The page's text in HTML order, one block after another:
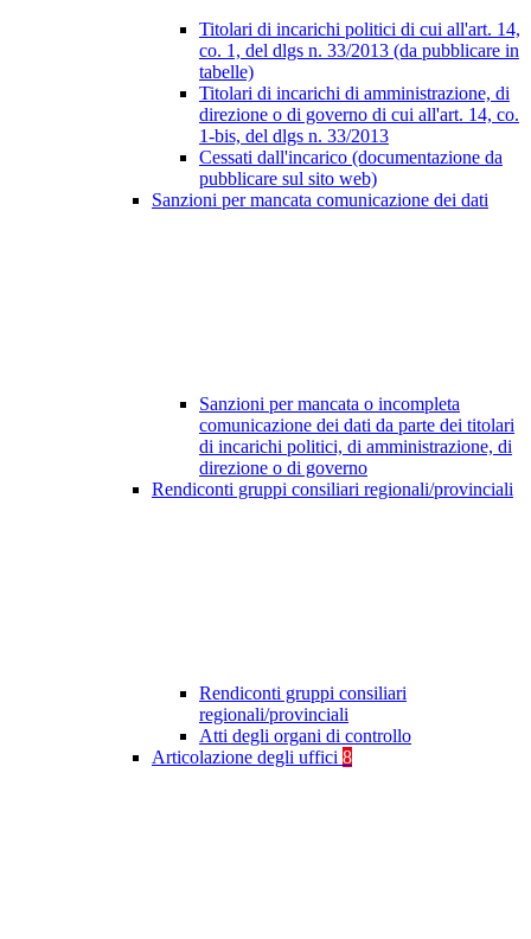
Titolari di incarichi politici di cui all'art. 14,
co. 1, del dlgs n. 33/2013 (da pubblicare in
tabelle)
Titolari di incarichi di amministrazione, di
direzione o di governo di cui all'art. 14, co.
1-bis, del dlgs n. 33/2013
Cessati dall'incarico (documentazione da
pubblicare sul sito web)
Sanzioni per mancata comunicazione dei dati
Sanzioni per mancata o incompleta
comunicazione dei dati da parte dei titolari
di incarichi politici, di amministrazione, di
direzione o di governo
Rendiconti gruppi consiliari regionali/provinciali
Rendiconti gruppi consiliari
regionali/provinciali
Atti degli organi di controllo
Articolazione degli uffici 8